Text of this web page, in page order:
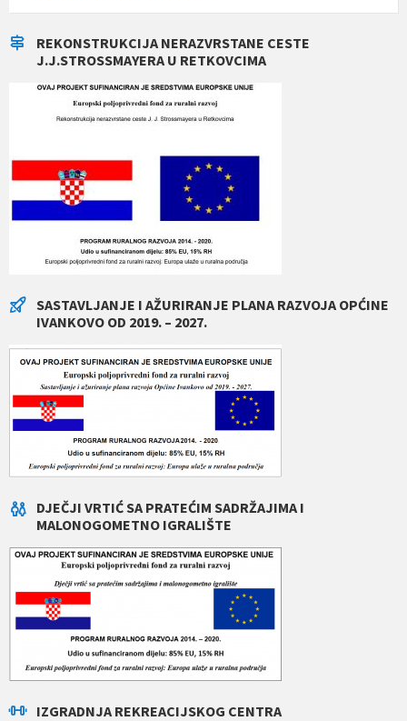
REKONSTRUKCIJA NERAZVRSTANE CESTE
J.J.STROSSMAYERA U RETKOVCIMA
SASTAVLJANJE I AŽURIRANJE PLANA RAZVOJA OPĆINE
IVANKOVO OD 2019. – 2027.
DJEČJI VRTIĆ SA PRATEĆIM SADRŽAJIMA I
MALONOGOMETNO IGRALIŠTE
IZGRADNJA REKREACIJSKOG CENTRA